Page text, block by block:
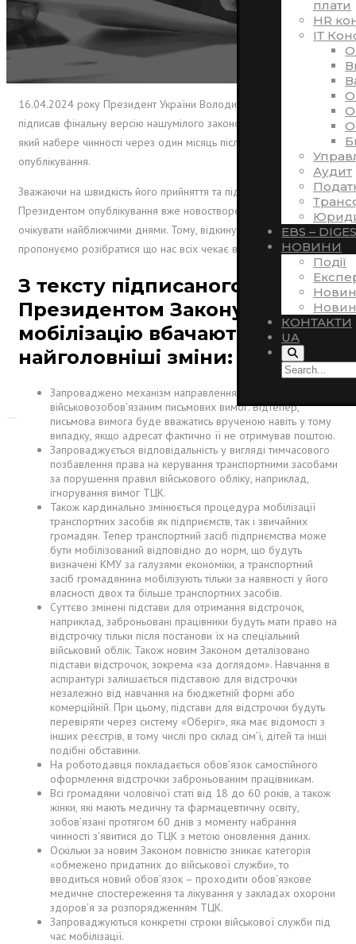
плати
HR
ІТ
Аудит
EBS –
НОВИНИ
Події
КОНТАКТИ
UA
16.04.2024 року Президент України Володимир Зеленський
підписав фінальну версію нашумілого законопроєкту № 10449,
який набере чинності через один місяць після його
опублікування.
Зважаючи на швидкість його прийняття та підписання
Президентом опублікування вже новоствореного закону можна
очікувати найближчими днями. Тому, відкинувши всі чутки,
пропонуємо розібратися що нас всіх чекає вже через місяць.
З тексту підписаного
Президентом Закону про
мобілізацію вбачаються такі
найголовніші зміни:
Запроваджено механізм направлення
військовозобов’язаним письмових вимог. Відтепер,
письмова вимога буде вважатись врученою навіть у тому
випадку, якщо адресат фактично її не отримував поштою.
Запроваджується відповідальність у вигляді тимчасового
позбавлення права на керування транспортними засобами
за порушення правил військового обліку, наприклад,
ігнорування вимог ТЦК.
Також кардинально змінюється процедура мобілізації
транспортних засобів як підприємств, так і звичайних
громадян. Тепер транспортний засіб підприємства може
бути мобілізований відповідно до норм, що будуть
визначені КМУ за галузями економіки, а транспортний
засіб громадянина мобілізують тільки за наявності у його
власності двох та більше транспортних засобів.
Суттєво змінені підстави для отримання відстрочок,
наприклад, заброньовані працівники будуть мати право на
відстрочку тільки після постанови їх на спеціальний
військовий облік. Також новим Законом деталізовано
підстави відстрочок, зокрема «за доглядом». Навчання в
аспірантурі залишається підставою для відстрочки
незалежно від навчання на бюджетній формі або
комерційній. При цьому, підстави для відстрочки будуть
перевіряти через систему «Оберіг», яка має відомості з
інших реєстрів, в тому числі про склад сім’ї, дітей та інші
подібні обставини.
На роботодавця покладається обов’язок самостійного
оформлення відстрочки заброньованим працівникам.
Всі громадяни чоловічої статі від 18 до 60 років, а також
жінки, які мають медичну та фармацевтичну освіту,
зобов’язані протягом 60 днів з моменту набрання
чинності з’явитися до ТЦК з метою оновлення даних.
Оскільки за новим Законом повністю зникає категорія
«обмежено придатних до військової служби», то
вводиться новий обов’язок – проходити обов’язкове
медичне спостереження та лікування у закладах охорони
здоров’я за розпорядженням ТЦК.
Запроваджуються конкретні строки військової служби під
час мобілізації.